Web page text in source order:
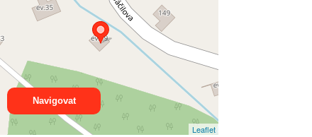
Leaflet
Navigovat